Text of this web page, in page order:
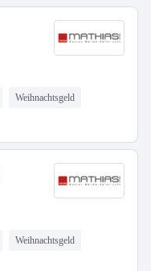
Weihnachtsgeld
Weihnachtsgeld